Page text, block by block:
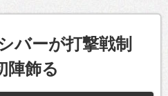
バーが打撃戦制
陣飾る